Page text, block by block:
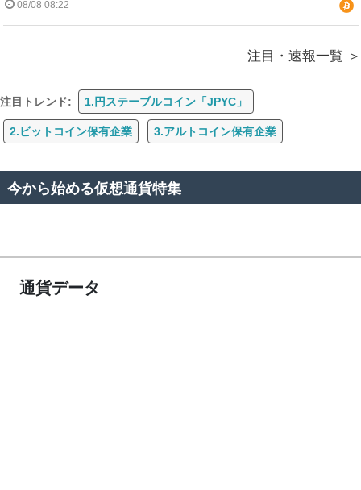
08/08 08:22
注目・速報一覧
注目トレンド: 1.円ステーブルコイン「JPYC」
2.ビットコイン保有企業 3.アルトコイン保有企業
今から始める仮想通貨特集
通貨データ